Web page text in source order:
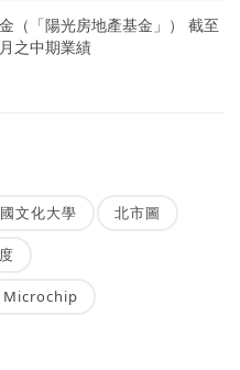
（「陽光房地產基金」） 截至
之中期業績
文化大學 北市圖
Microchip